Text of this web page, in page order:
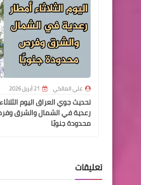
علي المالكي 21 أبريل 2026
تحديث جوي العراق اليوم
رعدية في الشمال والشرق
محدودة جنوبًا
تعليقات